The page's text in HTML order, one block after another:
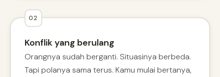
02
Konflik yang berulang
Orangnya sudah berganti. Situasinya berbeda.
Tapi polanya sama terus. Kamu mulai bertanya,